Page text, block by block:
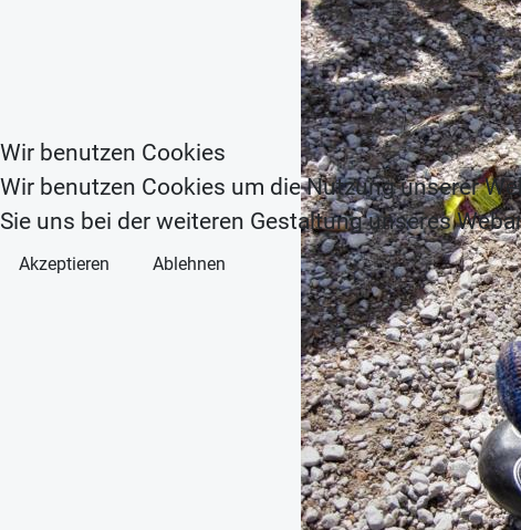
Wir benutzen Cookies
Wir benutzen Cookies um die Nutzung unserer
Sie uns bei der weiteren Gestaltung unseres
Akzeptieren Ablehnen